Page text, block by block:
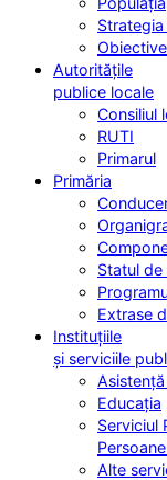
Autoritățile
publice locale
Consiliul
RUTI
Primarul
Primăria
Statul
Extrase
Instituțiile
și serviciile
Educația
Serviciul
Alte